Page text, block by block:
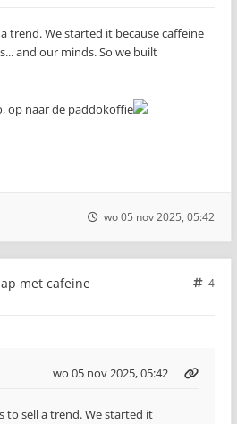
trend. We started it because caffeine
and our minds. So we built
op naar de paddokoffie
wo 05 nov 2025, 05:42
met cafeine
4
wo 05 nov 2025, 05:42
to sell a trend. We started it